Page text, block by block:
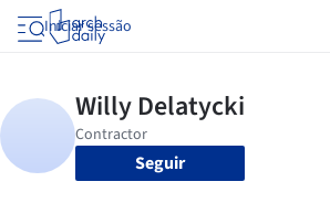
Iniciar sessão
Seguir